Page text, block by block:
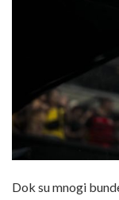
Dok su mnogi